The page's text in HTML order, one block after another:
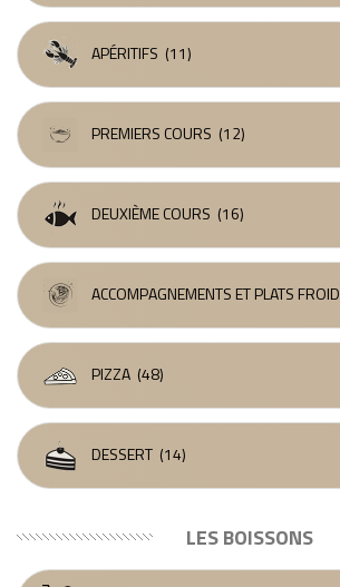
APÉRITIFS (11)
PREMIERS COURS (12)
DEUXIÈME COURS (16)
ACCOMPAGNEMENTS ET PLATS FROID
PIZZA (48)
DESSERT (14)
LES BOISSONS